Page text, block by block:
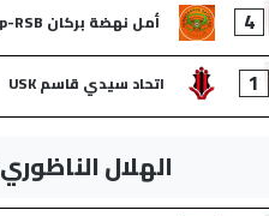
4
أمل نهضة بركان Esp-RSB
1 اتحاد سيدي قاسم USK
الهلال الناظوري HAN